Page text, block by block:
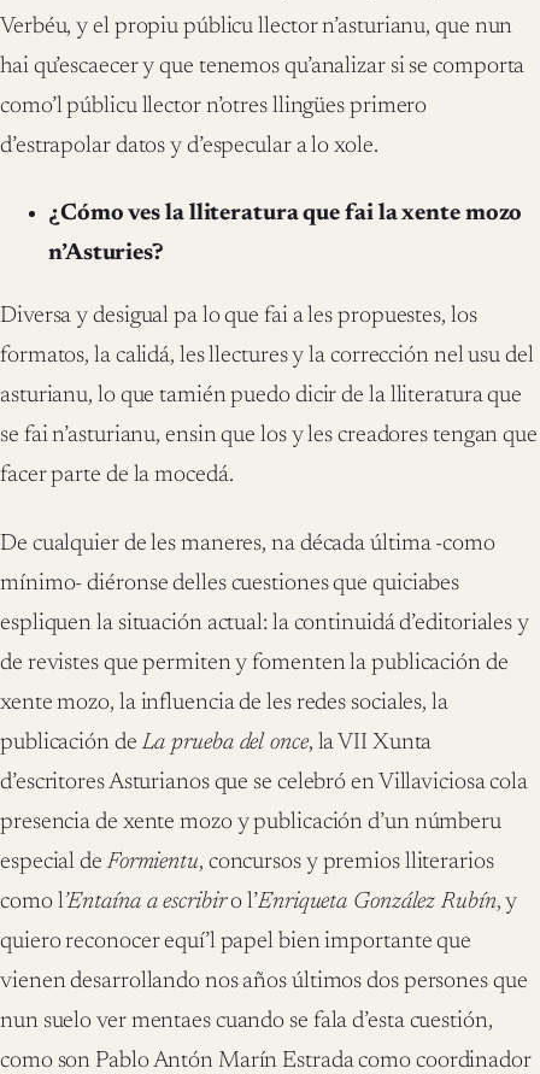
Verbéu, y el propiu públicu llector n’asturianu, que nun
hai qu’escaecer y que tenemos qu’analizar si se comporta
como’l públicu llector n’otres llingües primero
d’estrapolar datos y d’especular a lo xole.
¿Cómo ves la lliteratura que fai la xente mozo
n’Asturies?
Diversa y desigual pa lo que fai a les propuestes, los
formatos, la calidá, les llectures y la corrección nel usu del
asturianu, lo que tamién puedo dicir de la lliteratura que
se fai n’asturianu, ensin que los y les creadores tengan que
facer parte de la mocedá.
De cualquier de les maneres, na década última -como
mínimo- diéronse delles cuestiones que quiciabes
espliquen la situación actual: la continuidá d’editoriales y
de revistes que permiten y fomenten la publicación de
xente mozo, la influencia de les redes sociales, la
publicación deLa prueba del once, la VII Xunta
d’escritores Asturianos que se celebró en Villaviciosa cola
presencia de xente mozo y publicación d’un númberu
especial deFormientu, concursos y premios lliterarios
como l’Entaína a escribiro l’Enriqueta González Rubín, y
quiero reconocer equí’l papel bien importante que
vienen desarrollando nos años últimos dos persones que
nun suelo ver mentaes cuando se fala d’esta cuestión,
como son Pablo Antón Marín Estrada como coordinador